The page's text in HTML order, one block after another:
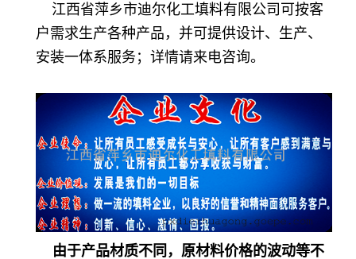
江西省萍乡市迪尔化工填料有限公司可按客
户需求生产各种产品，并可提供设计、生产、
安装一体系服务；详情请来电咨询。
由于产品材质不同，原材料价格的波动等不